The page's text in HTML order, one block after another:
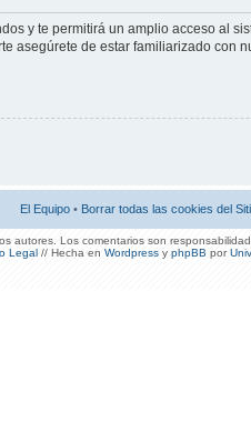
y te permitirá un amplio acceso al
asegúrete de estar familiarizado con
El Equipo • Borrar todas las cookies del
autores. Los comentarios son
Legal // Hecha en Wordpress y phpBB por